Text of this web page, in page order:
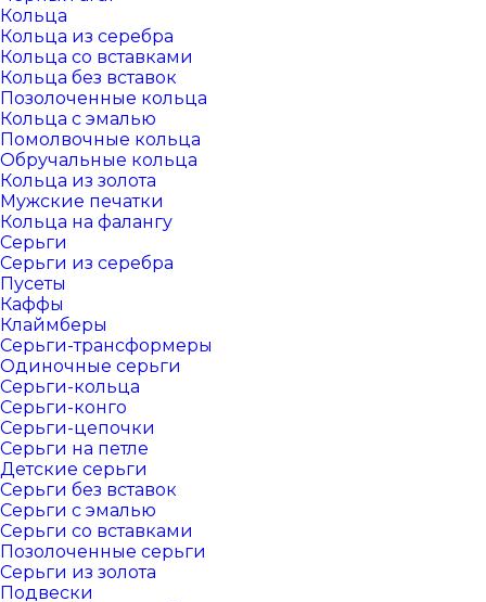
Кольца
Кольца из серебра
Кольца со вставками
Кольца без вставок
Позолоченные кольца
Кольца с эмалью
Помолвочные кольца
Обручальные кольца
Кольца из золота
Мужские печатки
Кольца на фалангу
Серьги
Серьги из серебра
Пусеты
Каффы
Клаймберы
Серьги-трансформеры
Одиночные серьги
Серьги-кольца
Серьги-конго
Серьги-цепочки
Серьги на петле
Детские серьги
Серьги без вставок
Серьги с эмалью
Серьги со вставками
Позолоченные серьги
Серьги из золота
Подвески